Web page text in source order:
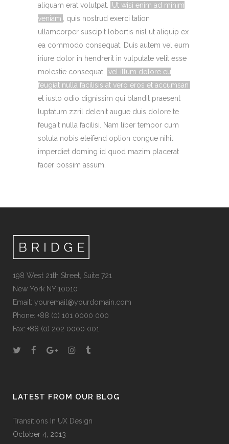
aliquam erat volutpat.
Ut wisi enim ad minim
veniam
, quis nostrud exerci tation
ullamcorper suscipit lobortis nisl ut aliquip ex
ea commodo consequat. Duis autem vel eum
iriure dolor in hendrerit in vulputate velit esse
molestie consequat,
vel illum dolore eu
feugiat nulla facilisis at vero eros et accumsan
et iusto odio dignissim qui blandit praesent
luptatum zzril delenit augue duis dolore te
feugait nulla facilisi. Nam liber tempor cum
soluta nobis eleifend option congue nihil
imperdiet doming id quod mazim placerat
facer possim assum.
198 West 21th Street, Suite 721
New York NY 10010
Email: youremail@yourdomain.com
Phone: +88 (0) 101 0000 000
Fax: +88 (0) 202 0000 001
LATEST FROM OUR BLOG
Transitions In UX Design
October 4, 2013